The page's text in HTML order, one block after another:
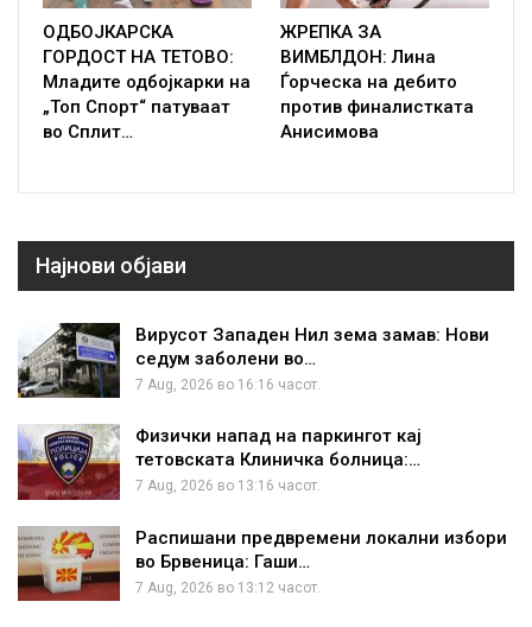
ОДБОЈКАРСКА
ГОРДОСТ НА ТЕТОВО:
Младите одбојкарки на
„Топ Спорт“ патуваат
во Сплит…
ЖРЕПКА ЗА
ВИМБЛДОН: Лина
Ѓорческа на дебито
против финалистката
Анисимова
Најнови објави
Вирусот Западен Нил зема замав: Нови
седум заболени во…
7 Aug, 2026 во 16:16 часот.
Физички напад на паркингот кај
тетовската Клиничка болница:…
7 Aug, 2026 во 13:16 часот.
Распишани предвремени локални избори
во Брвеница: Гаши…
7 Aug, 2026 во 13:12 часот.